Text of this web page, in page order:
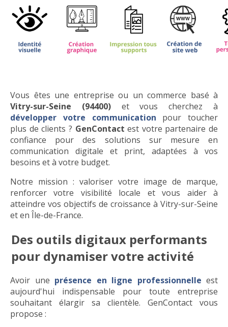
Vous êtes une entreprise ou un commerce basé à
Vitry-sur-Seine (94400)et vous cherchez à
développer votre communication pour toucher
plus de clients ? GenContact est votre partenaire de
confiance pour des solutions sur mesure en
communication digitale et print, adaptées à vos
besoins et à votre budget.
Notre mission : valoriser votre image de marque,
renforcer votre visibilité locale et vous aider à
atteindre vos objectifs de croissance à Vitry-sur-Seine
et en Île-de-France.
Des outils digitaux performants
pour dynamiser votre activité
Avoir une présence en ligne professionnelle est
aujourd'hui indispensable pour toute entreprise
souhaitant élargir sa clientèle. GenContact vous
propose :